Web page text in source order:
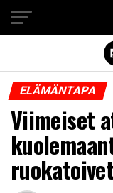
ELÄMÄNTAPA
Viimeiset